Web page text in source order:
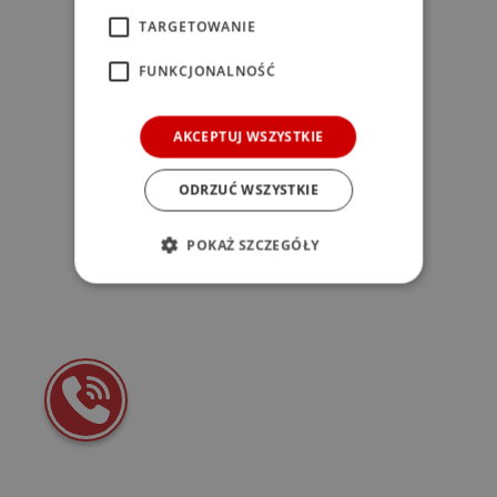
browser console for more information)
TARGETOWANIE
FUNKCJONALNOŚĆ
AKCEPTUJ WSZYSTKIE
ODRZUĆ WSZYSTKIE
POKAŻ SZCZEGÓŁY